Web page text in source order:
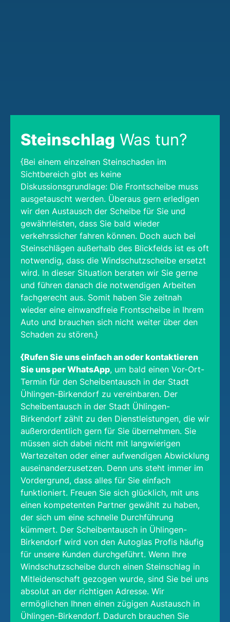
Steinschlag Was tun?
{Bei einem einzelnen Steinschaden im
Sichtbereich gibt es keine
Diskussionsgrundlage: Die Frontscheibe muss
ausgetauscht werden. Überaus gern erledigen
wir den Austausch der Scheibe für Sie und
gewährleisten, dass Sie bald wieder
verkehrssicher fahren können. Doch auch bei
Steinschlägen außerhalb des Blickfelds ist es oft
notwendig, dass die Windschutzscheibe ersetzt
wird. In dieser Situation beraten wir Sie gerne
und führen danach die notwendigen Arbeiten
fachgerecht aus. Somit haben Sie zeitnah
wieder eine einwandfreie Frontscheibe in Ihrem
Auto und brauchen sich nicht weiter über den
Schaden zu stören.}
{Rufen Sie uns einfach an oder kontaktieren
Sie uns per WhatsApp, um bald einen Vor-Ort-
Termin für den Scheibentausch in der Stadt
Ühlingen-Birkendorf zu vereinbaren. Der
Scheibentausch in der Stadt Ühlingen-
Birkendorf zählt zu den Dienstleistungen, die wir
außerordentlich gern für Sie übernehmen. Sie
müssen sich dabei nicht mit langwierigen
Wartezeiten oder einer aufwendigen Abwicklung
auseinanderzusetzen. Denn uns steht immer im
Vordergrund, dass alles für Sie einfach
funktioniert. Freuen Sie sich glücklich, mit uns
einen kompetenten Partner gewählt zu haben,
der sich um eine schnelle Durchführung
kümmert. Der Scheibentausch in Ühlingen-
Birkendorf wird von den Autoglas Profis häufig
für unsere Kunden durchgeführt. Wenn Ihre
Windschutzscheibe durch einen Steinschlag in
Mitleidenschaft gezogen wurde, sind Sie bei uns
absolut an der richtigen Adresse. Wir
ermöglichen Ihnen einen zügigen Austausch in
Ühlingen-Birkendorf. Dadurch brauchen Sie